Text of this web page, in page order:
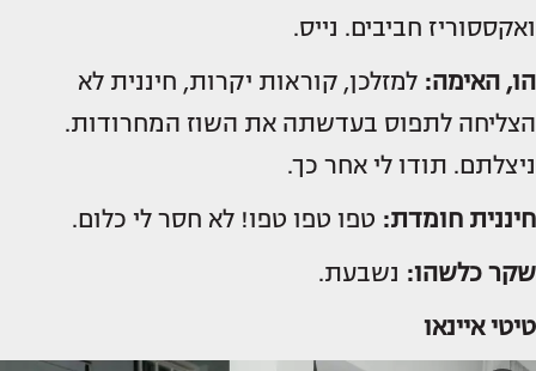
ואקססוריז חביבים. נייס.
הו, האימה: למזלכן, קוראות יקרות, חיננית לא
הצליחה לתפוס בעדשתה את השוז המחרודות.
ניצלתם. תודו לי אחר כך.
חיננית חומדת: טפו טפו טפו! לא חסר לי כלום.
שקר כלשהו: נשבעת.
טיטי איינאו